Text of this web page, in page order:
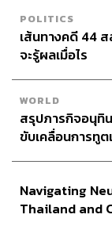
POLITICS
เส้นทางคดี 44
จะรู้ผลเมื่อไร
WORLD
สรุปภารกิจอนุทิ
ขับเคลื่อนการทู
Navigating
Thailand and